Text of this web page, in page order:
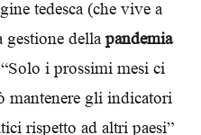
tedesca (che vive a
gestione dellapandemia
i prossimi mesi ci
mantenere gli indicatori
rispetto ad altri paesi”